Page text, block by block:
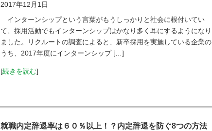
2017年12月1日
インターンシップという言葉がもうしっかりと社会に根付いてい
て、採用活動でもインターンシップはかなり多く耳にするようになり
ました。リクルートの調査によると、新卒採用を実施している企業の
うち、2017年度にインターンシップ […]
[続きを読む]
就職内定辞退率は６０％以上！？内定辞退を防ぐ8つの方法